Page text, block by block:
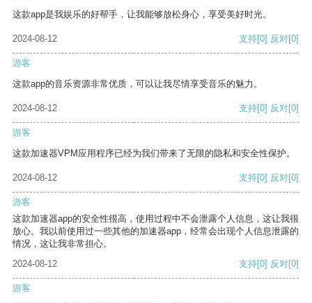
这款app是我娱乐的好帮手，让我能够放松身心，享受美好时光。
2024-08-12 支持[0] 反对[0]
游客
这款app的音乐资源非常优质，可以让我尽情享受音乐的魅力。
2024-08-12 支持[0] 反对[0]
游客
这款加速器VPM应用程序已经为我们带来了无限的隐私和安全性保护。
2024-08-12 支持[0] 反对[0]
游客
这款加速器app的安全性很高，使用过程中不会泄露个人信息，这让我很
放心。我以前使用过一些其他的加速器app，经常会出现个人信息泄露的
情况，这让我非常担心。
2024-08-12
支持[0] 反对[0]
游客